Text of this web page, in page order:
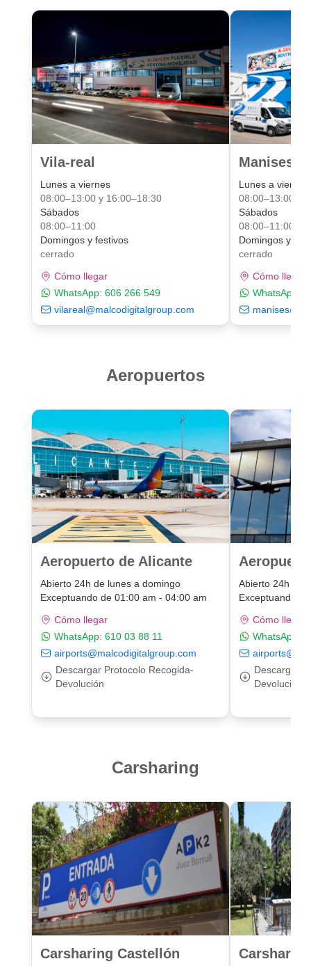
Vila-real
Lunes a viernes
08:00–13:00 y 16:00–18:30
Sábados
08:00–11:00
Domingos y festivos
cerrado
Cómo llegar
WhatsApp: 606 266 549
vilareal@malcodigitalgroup.com
Manises
Lunes a viernes
08:00–13:00 y
Sábados
08:00–11:00
Domingos y
cerrado
Cómo llegar
WhatsApp:
Aeropuertos
Aeropuerto de Alicante
Abierto 24h de lunes a domingo
Exceptuando de 01:00 am - 04:00 am
Cómo llegar
WhatsApp: 610 03 88 11
airports@malcodigitalgroup.com
Descargar Protocolo Recogida-
Devolución
Abierto 24h de
Exceptuando
Cómo llegar
WhatsApp:
Descargar
Devolución
Carsharing
Carsharing Castellón